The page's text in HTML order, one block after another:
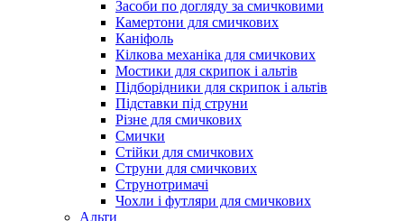
Засоби по догляду за смичковими
Камертони для смичкових
Каніфоль
Кілкова механіка для смичкових
Мостики для скрипок і альтів
Підборiдники для скрипок і альтів
Підставки під струни
Різне для смичкових
Смички
Стійки для смичкових
Струни для смичкових
Струнотримачі
Чохли і футляри для смичкових
Альти